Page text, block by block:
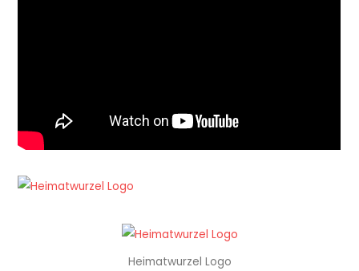
Heimatwurzel Logo